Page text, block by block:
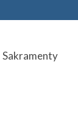
Sakramenty